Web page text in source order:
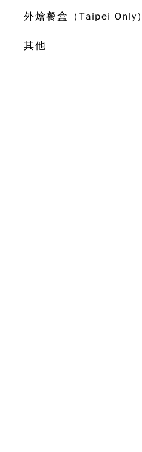
外燴餐盒（Taipei Only）
其他